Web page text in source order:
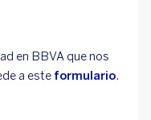
en BBVA que nos
a este formulario.